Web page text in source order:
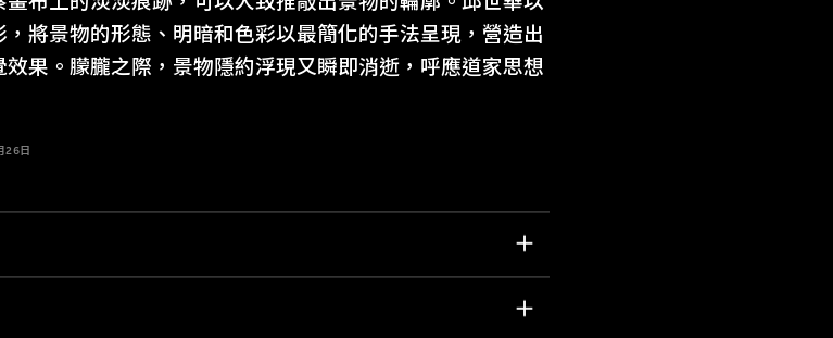
將景物的形態、明暗和色彩以最簡化的手法呈現，營造出
果。朦朧之際，景物隱約浮現又瞬即消逝，呼應道家思想
26日